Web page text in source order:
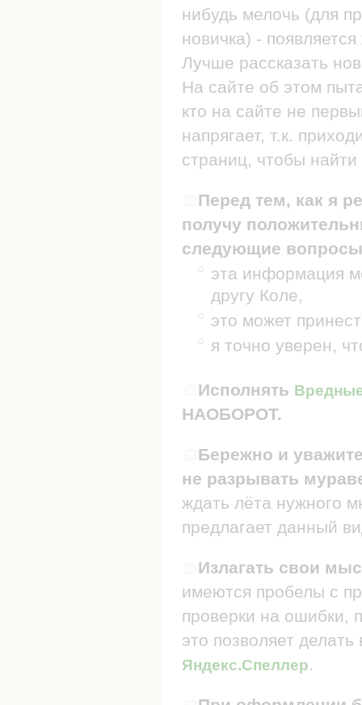
нибудь мелочь (для
новичка) -
Лучше рассказать
На сайте об этом
кто на сайте не
напрягает, т.к.
страниц, чтобы
Перед тем, как я
получу
следующие
эта информация
другу Коле,
это может
я точно уверен,
Исполнять
НАОБОРОТ.
Бережно и
не разрывать
ждать лёта нужного
предлагает данный
Излагать свои
имеются пробелы с
проверки на ошибки,
это позволяет
Яндекс.Спеллер.